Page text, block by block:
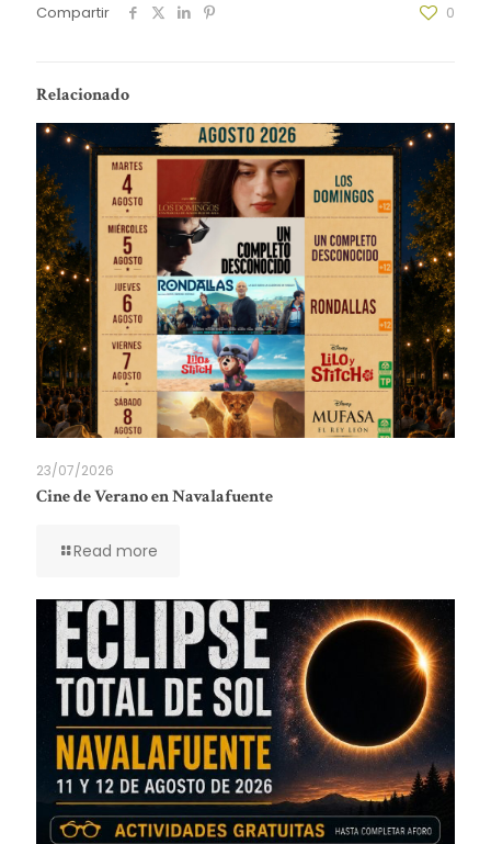
Compartir 0
Relacionado
23/07/2026
Cine de Verano en Navalafuente
Read more